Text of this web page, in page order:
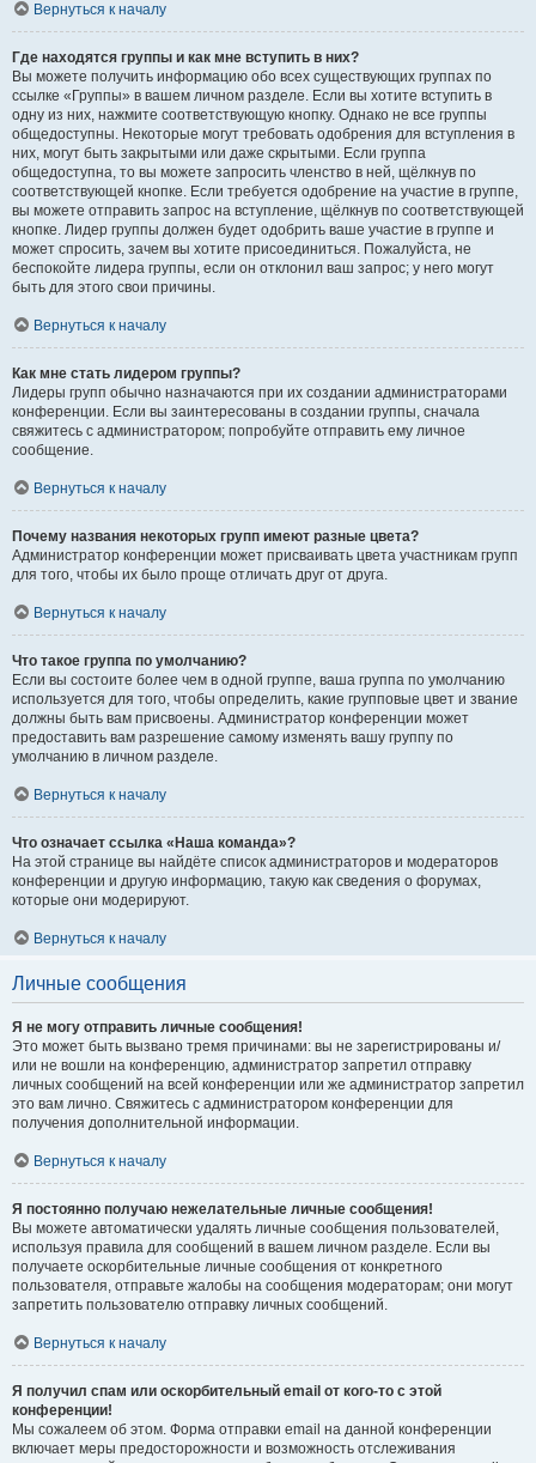
Вернуться к началу
Где находятся группы и как мне вступить в них?
Вы можете получить информацию обо всех существующих группах по
ссылке «Группы» в вашем личном разделе. Если вы хотите вступить в
одну из них, нажмите соответствующую кнопку. Однако не все группы
общедоступны. Некоторые могут требовать одобрения для вступления в
них, могут быть закрытыми или даже скрытыми. Если группа
общедоступна, то вы можете запросить членство в ней, щёлкнув по
соответствующей кнопке. Если требуется одобрение на участие в группе,
вы можете отправить запрос на вступление, щёлкнув по соответствующей
кнопке. Лидер группы должен будет одобрить ваше участие в группе и
может спросить, зачем вы хотите присоединиться. Пожалуйста, не
беспокойте лидера группы, если он отклонил ваш запрос; у него могут
быть для этого свои причины.
Вернуться к началу
Как мне стать лидером группы?
Лидеры групп обычно назначаются при их создании администраторами
конференции. Если вы заинтересованы в создании группы, сначала
свяжитесь с администратором; попробуйте отправить ему личное
сообщение.
Вернуться к началу
Почему названия некоторых групп имеют разные цвета?
Администратор конференции может присваивать цвета участникам групп
для того, чтобы их было проще отличать друг от друга.
Вернуться к началу
Что такое группа по умолчанию?
Если вы состоите более чем в одной группе, ваша группа по умолчанию
используется для того, чтобы определить, какие групповые цвет и звание
должны быть вам присвоены. Администратор конференции может
предоставить вам разрешение самому изменять вашу группу по
умолчанию в личном разделе.
Вернуться к началу
Что означает ссылка «Наша команда»?
На этой странице вы найдёте список администраторов и модераторов
конференции и другую информацию, такую как сведения о форумах,
которые они модерируют.
Вернуться к началу
Личные сообщения
Я не могу отправить личные сообщения!
Это может быть вызвано тремя причинами: вы не зарегистрированы и/
или не вошли на конференцию, администратор запретил отправку
личных сообщений на всей конференции или же администратор запретил
это вам лично. Свяжитесь с администратором конференции для
получения дополнительной информации.
Вернуться к началу
Я постоянно получаю нежелательные личные сообщения!
Вы можете автоматически удалять личные сообщения пользователей,
используя правила для сообщений в вашем личном разделе. Если вы
получаете оскорбительные личные сообщения от конкретного
пользователя, отправьте жалобы на сообщения модераторам; они могут
запретить пользователю отправку личных сообщений.
Вернуться к началу
Я получил спам или оскорбительный email от кого-то с этой
конференции!
Мы сожалеем об этом. Форма отправки email на данной конференции
включает меры предосторожности и возможность отслеживания